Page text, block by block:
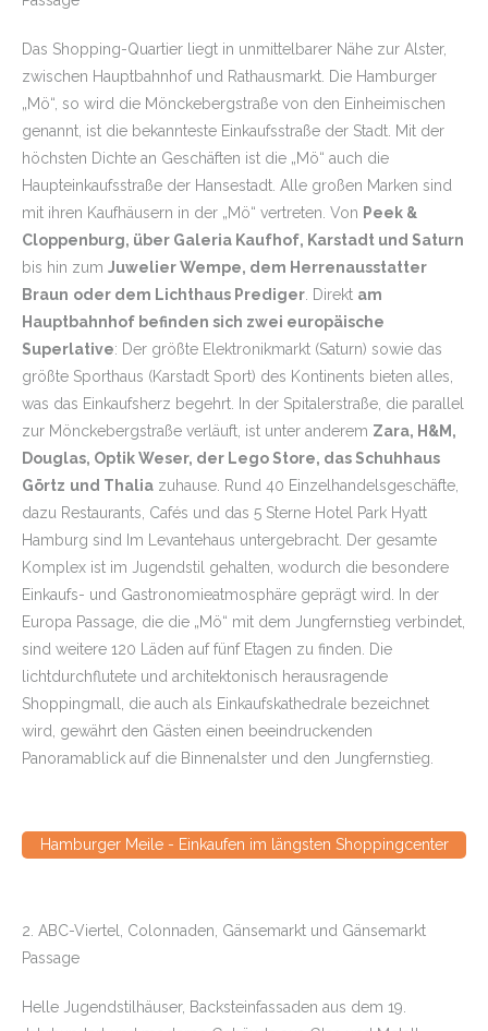
Das Shopping-Quartier liegt in unmittelbarer Nähe zur Alster,
zwischen Hauptbahnhof und Rathausmarkt. Die Hamburger
„Mö“, so wird die Mönckebergstraße von den Einheimischen
genannt, ist die bekannteste Einkaufsstraße der Stadt. Mit der
höchsten Dichte an Geschäften ist die „Mö“ auch die
Haupteinkaufsstraße der Hansestadt. Alle großen Marken sind
mit ihren Kaufhäusern in der „Mö“ vertreten. Von Peek &
Cloppenburg, über Galeria Kaufhof, Karstadt und Saturn
bis hin zum Juwelier Wempe, dem Herrenausstatter
Braun oder dem Lichthaus Prediger . Direkt am
Hauptbahnhof befinden sich zwei europäische
Superlative: Der größte Elektronikmarkt (Saturn) sowie das
größte Sporthaus (Karstadt Sport) des Kontinents bieten alles,
was das Einkaufsherz begehrt. In der Spitalerstraße, die parallel
zur Mönckebergstraße verläuft, ist unter anderem Zara, H&M,
Douglas, Optik Weser, der Lego Store, das Schuhhaus
Görtz und Thalia zuhause. Rund 40 Einzelhandelsgeschäfte,
dazu Restaurants, Cafés und das 5 Sterne Hotel Park Hyatt
Hamburg sind Im Levantehaus untergebracht. Der gesamte
Komplex ist im Jugendstil gehalten, wodurch die besondere
Einkaufs- und Gastronomieatmosphäre geprägt wird. In der
Europa Passage, die die „Mö“ mit dem Jungfernstieg verbindet,
sind weitere 120 Läden auf fünf Etagen zu finden. Die
lichtdurchflutete und architektonisch herausragende
Shoppingmall, die auch als Einkaufskathedrale bezeichnet
wird, gewährt den Gästen einen beeindruckenden
Panoramablick auf die Binnenalster und den Jungfernstieg.
Hamburger Meile - Einkaufen im längsten Shoppingcenter
2. ABC-Viertel, Colonnaden, Gänsemarkt und Gänsemarkt
Passage
Helle Jugendstilhäuser, Backsteinfassaden aus dem 19.